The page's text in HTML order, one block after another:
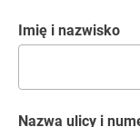
Imię i nazwisko
Nazwa ulicy i